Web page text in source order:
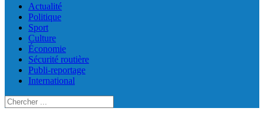
Actualité
Politique
Sport
Culture
Économie
Sécurité routière
Publi-reportage
International